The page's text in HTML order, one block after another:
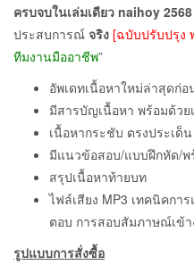
ครบจบในเล่มเดียว naihoy 2568
ประสบการณ์ จริง [ฉบับปรับปรุง
ทีมงานมืออาชีพ”
อัพเดทเนื้อหาใหม่ล่าสุดก่
มีสารบัญเนื้อหา พร้อมด้วย
เนื้อหากระชับ ตรงประเด็น
มีแนวข้อสอบ/แบบฝึกหัด/พ
สรุปเนื้อหาท้ายบท
ไฟล์เสียง MP3 เทคนิคกา
ตอบ การสอบสัมภาษณ์เข้
รูปแบบการสั่งซื้อ